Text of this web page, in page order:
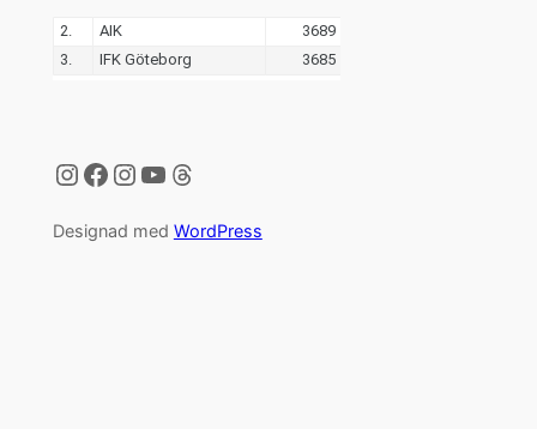
Instagram
Facebook
Instagram
YouTube
Threads
Designad med WordPress